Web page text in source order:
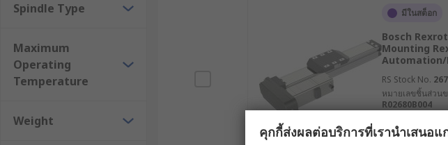
แอคทูเอเตอร์แบบขับเคลื่อนด้วยเกลียว ใช้กลไกเกลียวต่าง ๆ เพื่อแปลงการหมุนจากมอ
ทวน (Lead Screw) และเกลียวลูกกลิ้ง (Roller Screw) ระบบนี้นิยมนำไปใช้งานอย่า
4. แอคทูเอเตอร์แบบขับเคลื่อนด้วยสายพาน (Belt-Driven
แอคทูเอเตอร์แบบขับเคลื่อนด้วยสายพาน ใช้สายพานฟันเพื่อลากการหมุนจากมอเตอร์ใ
ทางการเคลื่อนที่ยาวกว่าการออกแบบที่ขับเคลื่อนด้วยเกลียว มักใช้งานในระบบที่ต้องมี
ต้องการแรงปานกลาง เช่น ในระบบบรรจุภัณฑ์อัตโนมัติ หรือระบบสายพานลำเลียง
Spindle Type
Maximum
Operating
Temperature
Weight
มีในสต็อก
Bosch
Mounting
Automation/
RS Stock No.
หมายเลขชิ้นส่วน
R02680B004
คุกกี้ส่งผลต่อบริการที่เรานำเสนอ